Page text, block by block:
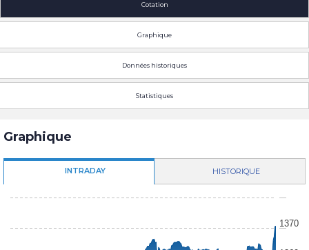
Cotation
Graphique
Données historiques
Statistiques
Graphique
INTRADAY HISTORIQUE
1370